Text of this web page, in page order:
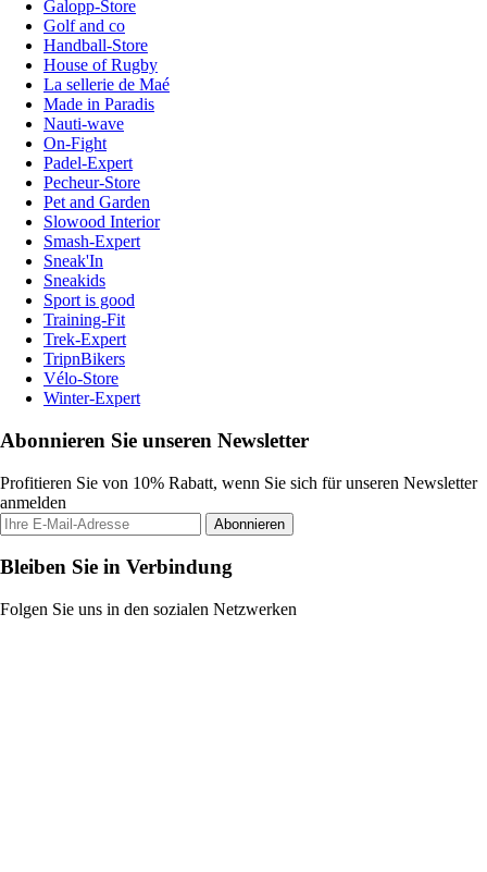
Galopp-Store
Golf and co
Handball-Store
House of Rugby
La sellerie de Maé
Made in Paradis
Nauti-wave
On-Fight
Padel-Expert
Pecheur-Store
Pet and Garden
Slowood Interior
Smash-Expert
Sneak'In
Sneakids
Sport is good
Training-Fit
Trek-Expert
TripnBikers
Vélo-Store
Winter-Expert
Abonnieren Sie unseren Newsletter
Profitieren Sie von 10% Rabatt, wenn Sie sich für unseren Newsletter
anmelden
Abonnieren
Bleiben Sie in Verbindung
Folgen Sie uns in den sozialen Netzwerken